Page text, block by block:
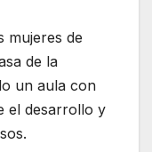
mujeres de
de la
un aula con
el desarrollo y